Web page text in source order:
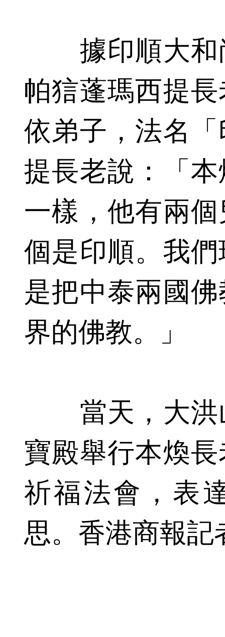
據印順大和
帕狺蓬瑪西提
依弟子，法名
提長老說：「
一樣，他有兩
個是印順。我
是把中泰兩國
界的佛教。」
當天，大洪
寶殿舉行本煥
祈福法會，表
思。香港商報記